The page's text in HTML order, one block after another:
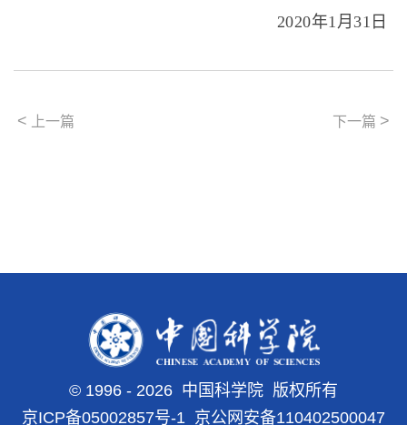
2020年1月31日
< 上一篇 下一篇 >
© 1996 - 2026 中国科学院 版权所有
京ICP备05002857号-1 京公网安备110402500047